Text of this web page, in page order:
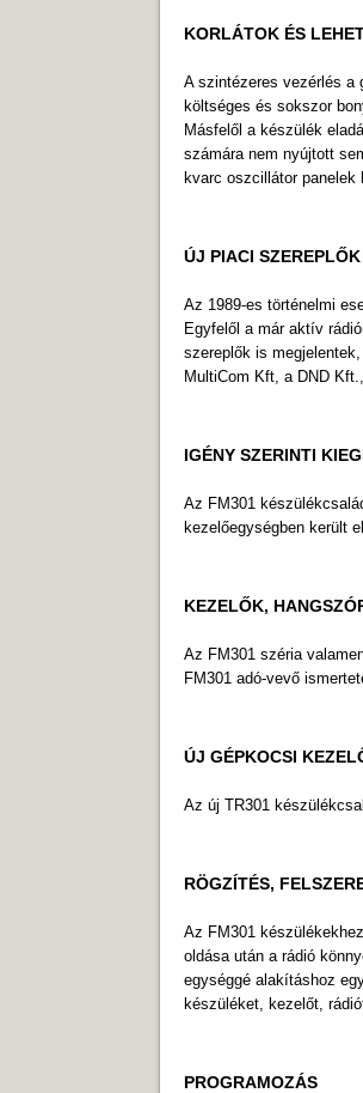
KORLÁTOK ÉS
A szintézeres vezérlés a
költséges és sokszor
Másfelől a készülék
számára nem nyújtott
kvarc oszcillátor
ÚJ PIACI SZEREPLŐK
Az 1989-es történelmi
Egyfelől a már aktív
szereplők is
MultiCom Kft, a DND
IGÉNY SZERINTI
Az FM301
kezelőegységben került
KEZELŐK,
Az FM301 széria
FM301 adó-vevő
ÚJ GÉPKOCSI
Az új TR301
RÖGZÍTÉS,
Az FM301
oldása után a rádió
egységgé alakí­táshoz
készüléket, kezelőt,
PROGRAMOZÁS